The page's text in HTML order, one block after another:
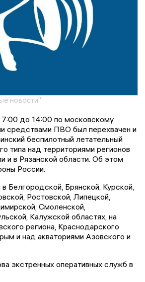
новости"
до 14:00 по московскому
средствами ПВО был перехвачен и
беспилотный летательный
типа над территориями регионов
и в Рязанской области. Об этом
России.
Белгородской, Брянской, Курской,
Ростовской, Липецкой,
Смоленской,
Калужской областях, на
региона, Краснодарского
и над акваториями Азовского и
экстренных оперативных служб в